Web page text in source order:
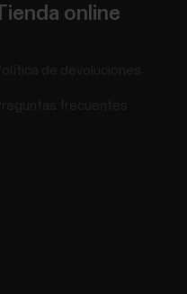
Tienda online